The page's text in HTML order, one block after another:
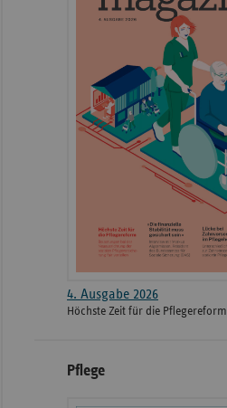
4. Ausgabe 2026
Höchste Zeit für die Pflegereform
Pflege